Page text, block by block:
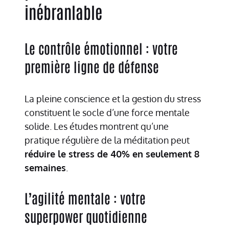
inébranlable
Le contrôle émotionnel : votre
première ligne de défense
La pleine conscience et la gestion du stress
constituent le socle d’une force mentale
solide. Les études montrent qu’une
pratique régulière de la méditation peut
réduire le stress de 40% en seulement 8
semaines
L’agilité mentale : votre
superpower quotidienne